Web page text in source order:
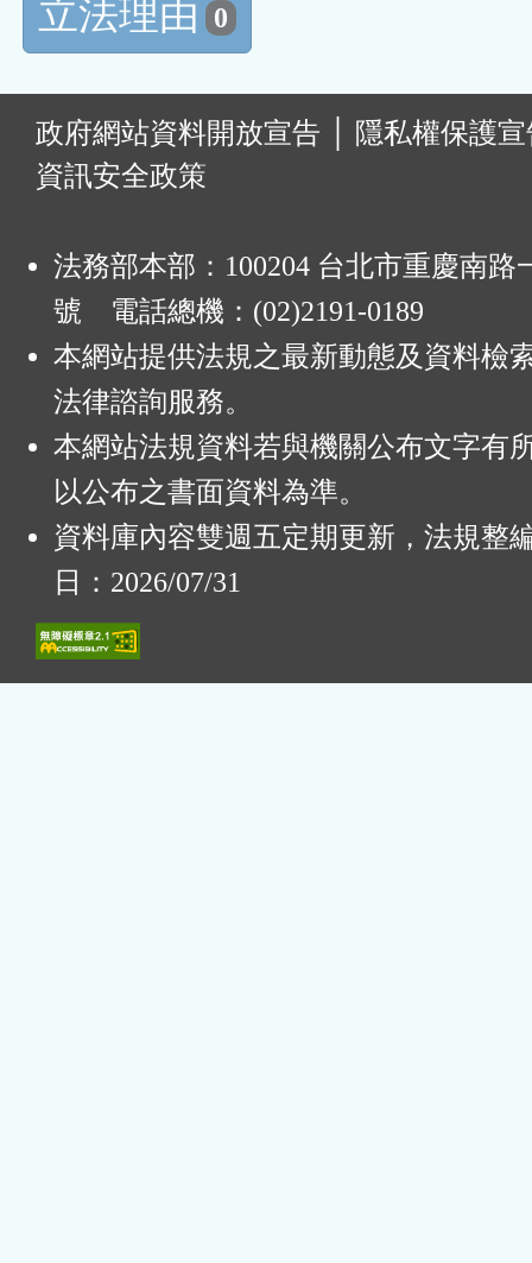
立法理由 0
政府網站資料開放宣告
隱私權保護
資訊安全政策
法務部本部：100204 台北市重慶南路
號 電話總機：(02)2191-0189
本網站提供法規之最新動態及資料檢
法律諮詢服務。
本網站法規資料若與機關公布文字有
以公布之書面資料為準。
資料庫內容雙週五定期更新，法規整
日：2026/07/31